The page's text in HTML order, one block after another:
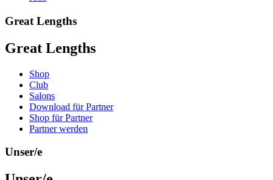
Great Lengths
Great Lengths
Shop
Club
Salons
Download für Partner
Shop für Partner
Partner werden
Unser/e